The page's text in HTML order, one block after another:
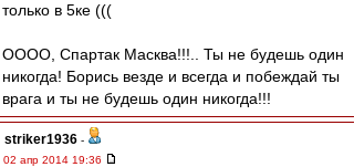
только в 5ке (((
ОООО, Спартак Масква!!!.. Ты не будешь один
никогда! Борись везде и всегда и побеждай ты
врага и ты не будешь один никогда!!!
striker1936 -
02 апр 2014 19:36